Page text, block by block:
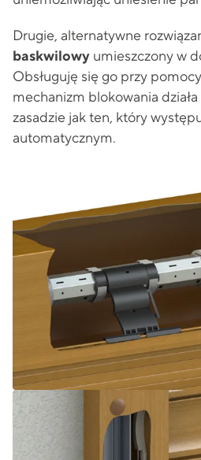
Drugie, alternatywne
baskwilowy umieszczony w
Obsługuję się go przy
mechanizm blokowania
zasadzie jak ten, który
automatycznym.